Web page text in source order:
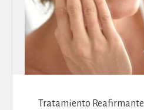
Tratamiento Reafirmante